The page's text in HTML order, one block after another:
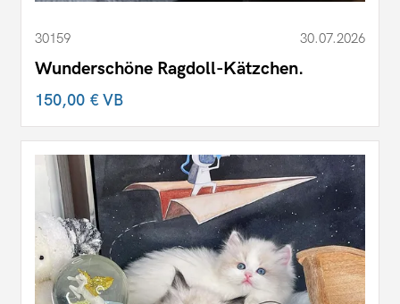
30159 30.07.2026
Wunderschöne Ragdoll-Kätzchen.
150,00 €VB